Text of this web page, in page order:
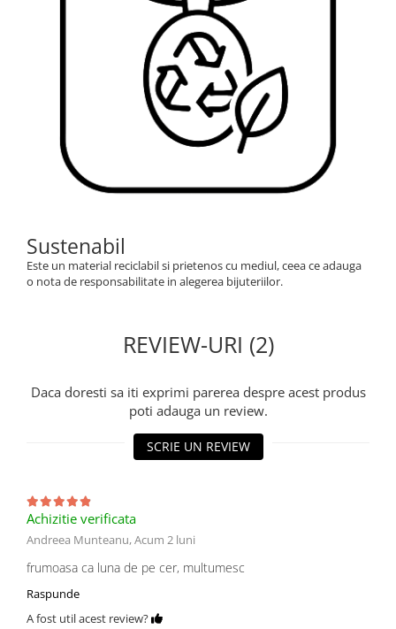
Sustenabil
Este un material reciclabil si prietenos cu mediul, ceea ce adauga
o nota de responsabilitate in alegerea bijuteriilor.
REVIEW-URI (2)
Daca doresti sa iti exprimi parerea despre acest produs
poti adauga un review.
SCRIE UN REVIEW
Achizitie verificata
Andreea Munteanu,Acum 2 luni
frumoasa ca luna de pe cer, multumesc
Raspunde
A fost util acest review?